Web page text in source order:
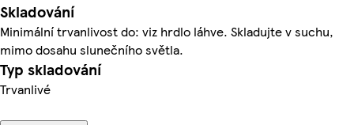
Skladování
Minimální trvanlivost do: viz hrdlo láhve. Skladujte v suchu,
mimo dosahu slunečního světla.
Typ skladování
Trvanlivé